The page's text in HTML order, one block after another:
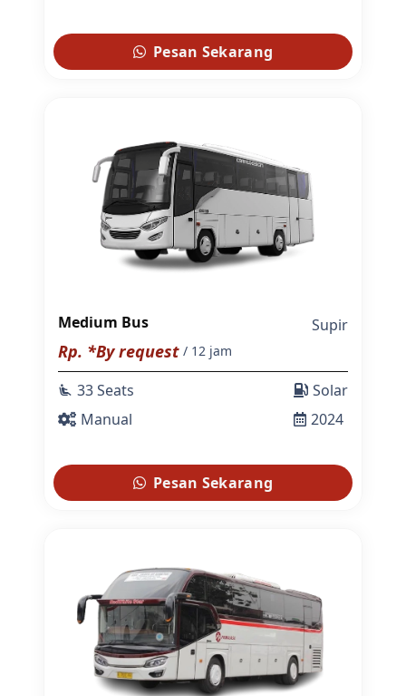
Pesan Sekarang
Medium Bus Supir
Rp. *By request / 12 jam
airline_seat_recline_extra 33 Seats
Manual
Solar
2024
Pesan Sekarang